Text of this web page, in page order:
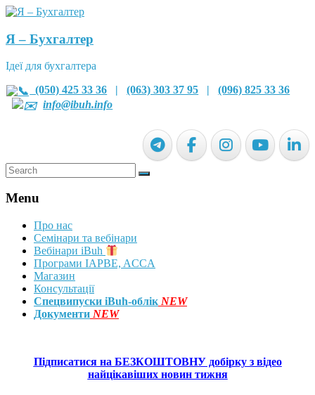
Я – Бухгалтер
Ідеї для бухгалтера
(050) 425 33 36 |(063) 303 37 95 |(096) 825 33 36
info@ibuh.info
Menu
Про нас
Семінари та вебінари
Вебінари iBuh
Програми IAPBE, ACCA
Магазин
Консультації
Спецвипуски iBuh-облік NEW
Документи NEW
Підписатися на БЕЗКОШТОВНУ добірку з відео
найцікавіших новин тижня